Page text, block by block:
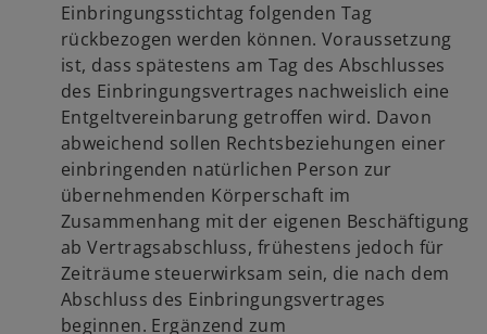
Einbringungsstichtag folgenden Tag
rückbezogen werden können. Voraussetzung
ist, dass spätestens am Tag des Abschlusses
des Einbringungsvertrages nachweislich eine
Entgeltvereinbarung getroffen wird. Davon
abweichend sollen Rechtsbeziehungen einer
einbringenden natürlichen Person zur
übernehmenden Körperschaft im
Zusammenhang mit der eigenen Beschäftigung
ab Vertragsabschluss, frühestens jedoch für
Zeiträume steuerwirksam sein, die nach dem
Abschluss des Einbringungsvertrages
beginnen. Ergänzend zum